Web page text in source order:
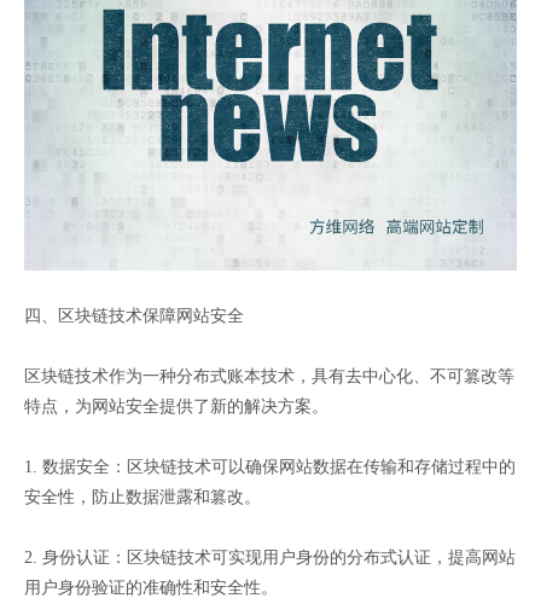
四、区块链技术保障网站安全
区块链技术作为一种分布式账本技术，具有去中心化、不可篡改等
特点，为网站安全提供了新的解决方案。
1. 数据安全：区块链技术可以确保网站数据在传输和存储过程中的
安全性，防止数据泄露和篡改。
2. 身份认证：区块链技术可实现用户身份的分布式认证，提高网站
用户身份验证的准确性和安全性。